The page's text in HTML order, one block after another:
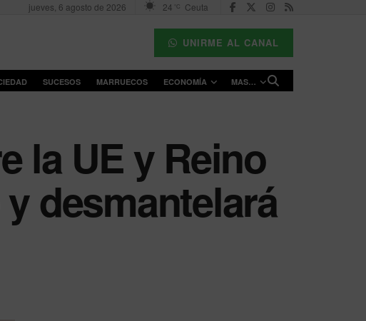
jueves, 6 agosto de 2026 24 °C Ceuta
UNIRME AL CANAL
SUCESOS MARRUECOS ECONOMÍA MAS…
la UE y Reino
desmantelará